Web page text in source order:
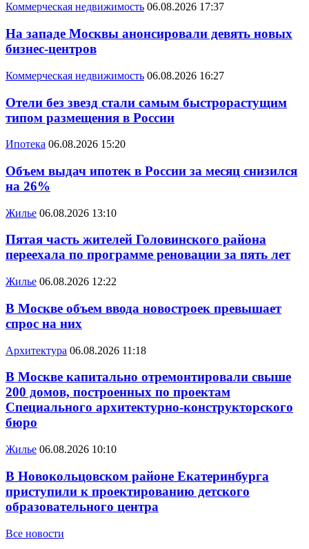
Коммерческая недвижимость 06.08.2026 17:37
На западе Москвы анонсировали девять новых
бизнес-центров
Коммерческая недвижимость 06.08.2026 16:27
Отели без звезд стали самым быстрорастущим
типом размещения в России
Ипотека 06.08.2026 15:20
Объем выдач ипотек в России за месяц снизился
на 26%
Жилье 06.08.2026 13:10
Пятая часть жителей Головинского района
переехала по программе реновации за пять лет
Жилье 06.08.2026 12:22
В Москве объем ввода новостроек превышает
спрос на них
Архитектура 06.08.2026 11:18
В Москве капитально отремонтировали свыше
200 домов, построенных по проектам
Специального архитектурно-конструкторского
бюро
Жилье 06.08.2026 10:10
В Новокольцовском районе Екатеринбурга
приступили к проектированию детского
образовательного центра
Все новости